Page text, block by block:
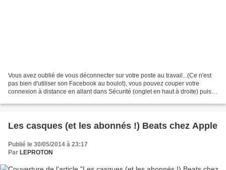
Vous avez oublié de vous déconnecter sur votre poste au travail...(Ce n'est
pas bien d'utiliser son Facebook au boulot), vous pouvez couper votre
connexion à distance en allant dans Sécurité (onglet en haut à droite) puis
Les casques (et les abonnés !) Beats chez Apple
Publié le 30/05/2014 à 23:17
Par LEPROTON